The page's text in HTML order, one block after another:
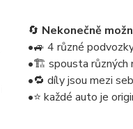
🔄 Nekonečně
•🚙 4 různé
•🏗️ spousta různých
•🔁 díly jsou mezi
•⭐ každé auto je